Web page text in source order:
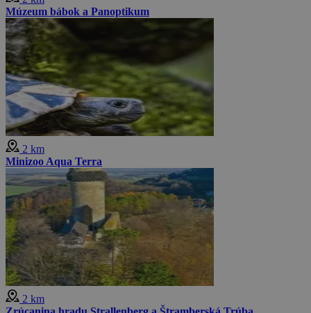
Múzeum bábok a Panoptikum
2 km
Minizoo Aqua Terra
2 km